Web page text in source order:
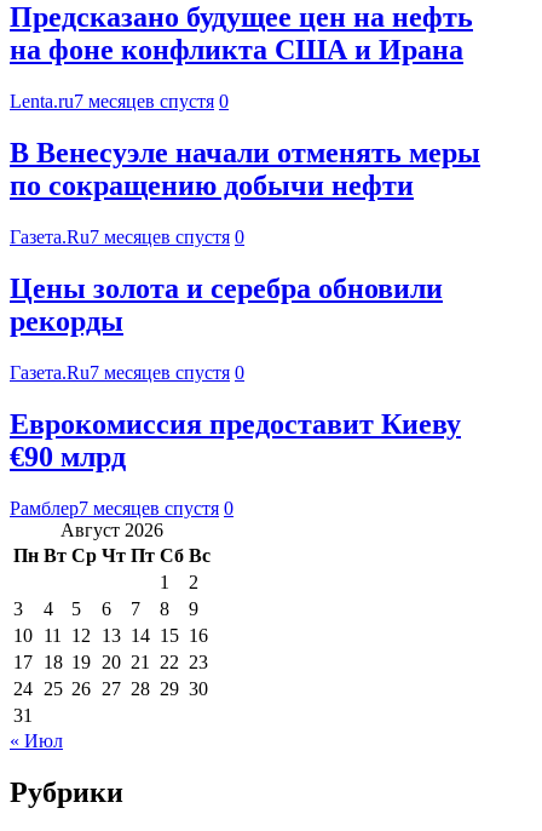
Предсказано будущее цен на нефть
на фоне конфликта США и Ирана
Lenta.ru7 месяцев спустя 0
В Венесуэле начали отменять меры
по сокращению добычи нефти
Газета.Ru7 месяцев спустя 0
Цены золота и серебра обновили
рекорды
Газета.Ru7 месяцев спустя 0
Еврокомиссия предоставит Киеву
€90 млрд
Рамблер7 месяцев спустя 0
Август 2026
Пн Вт Ср Чт Пт Сб Вс
1
2
3
4 5 6 7 8
9
10 11 12 13 14 15 16
17 18 19 20 21 22 23
24 25 26 27 28 29 30
31
« Июл
Рубрики